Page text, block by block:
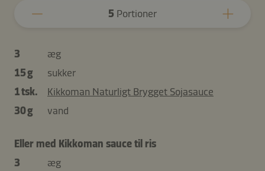
5 Portioner
3
æg
15 g
sukker
1 tsk.
Kikkoman Naturligt Brygget Sojasauce
30 g
vand
Eller med Kikkoman sauce til ris
3
æg